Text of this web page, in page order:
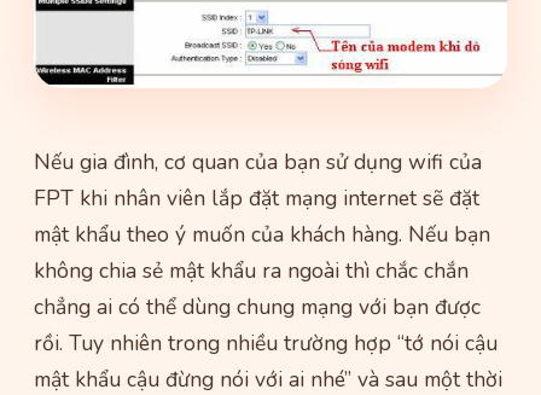
Nếu gia đình, cơ quan của bạn sử dụng wifi của
FPT khi nhân viên lắp đặt mạng internet sẽ đặt
mật khẩu theo ý muốn của khách hàng. Nếu bạn
không chia sẻ mật khẩu ra ngoài thì chắc chắn
chẳng ai có thể dùng chung mạng với bạn được
rồi. Tuy nhiên trong nhiều trường hợp “tớ nói cậu
mật khẩu cậu đừng nói với ai nhé” và sau một thời